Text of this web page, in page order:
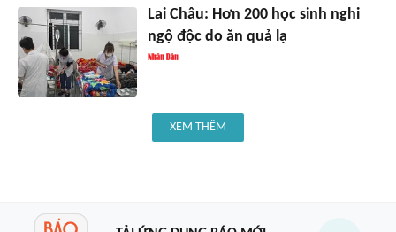
Lai Châu: Hơn 200 học sinh nghi
ngộ độc do ăn quả lạ
XEM THÊM